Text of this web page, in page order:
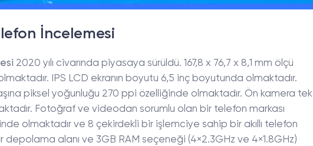
İncelemesi
2020 yılı civarında piyasaya sürüldü. 167,8 x 76,7 x 8,1 mm ölçü
IPS LCD ekranın boyutu 6,5 inç boyutunda olmaktadır.
piksel yoğunluğu 270 ppi özelliğinde olmaktadır. Ön kamera tek
Fotoğraf ve videodan sorumlu olan bir telefon markası
olmaktadır ve 8 çekirdekli bir işlemciye sahip bir akıllı telefon
depolama alanı ve 3GB RAM seçeneği (4×2.3GHz ve 4×1.8GHz)